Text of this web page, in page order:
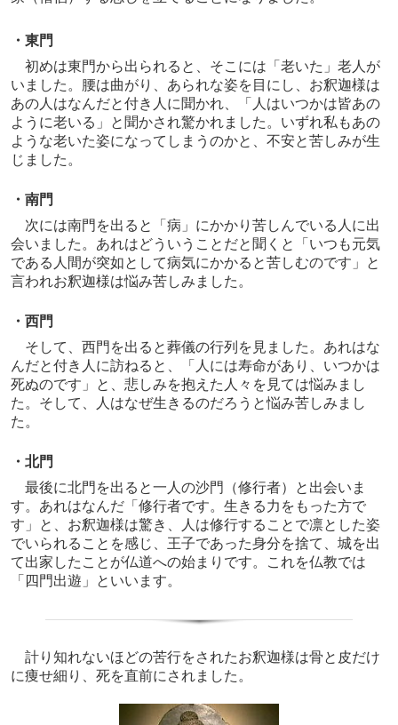
・東門
初めは東門から出られると、そこには「老いた」老人が
いました。腰は曲がり、あられな姿を目にし、お釈迦様は
あの人はなんだと付き人に聞かれ、「人はいつかは皆あの
ように老いる」と聞かされ驚かれました。いずれ私もあの
ような老いた姿になってしまうのかと、不安と苦しみが生
じました。
・南門
次には南門を出ると「病」にかかり苦しんでいる人に出
会いました。あれはどういうことだと聞くと「いつも元気
である人間が突如として病気にかかると苦しむのです」と
言われお釈迦様は悩み苦しみました。
・西門
そして、西門を出ると葬儀の行列を見ました。あれはな
んだと付き人に訪ねると、「人には寿命があり、いつかは
死ぬのです」と、悲しみを抱えた人々を見ては悩みまし
た。そして、人はなぜ生きるのだろうと悩み苦しみまし
た。
・北門
最後に北門を出ると一人の沙門（修行者）と出会いま
す。あれはなんだ「修行者です。生きる力をもった方で
す」と、お釈迦様は驚き、人は修行することで凛とした姿
でいられることを感じ、王子であった身分を捨て、城を出
て出家したことが仏道への始まりです。これを仏教では
「四門出遊」といいます。
計り知れないほどの苦行をされたお釈迦様は骨と皮だけ
に痩せ細り、死を直前にされました。